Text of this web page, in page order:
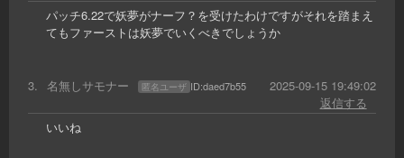
パッチ6.22で妖夢がナーフ？を受けたわけですがそれを踏まえ
てもファーストは妖夢でいくべきでしょうか
3. 名無しサモナー 匿名ユーザ ID:daed7b55
2025-09-15 19:49:02
返信する
いいね